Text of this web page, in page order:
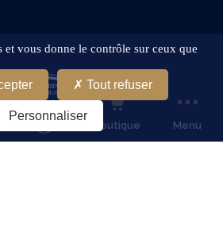
Boutique Menu
et vous donne le contrôle sur ceux que
Tout refuser
Personnaliser